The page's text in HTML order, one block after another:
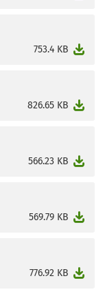
753.4 KB
826.65 KB
566.23 KB
569.79 KB
776.92 KB